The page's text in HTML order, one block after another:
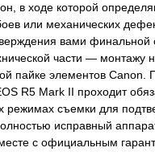
в ходе которой
или механических
вами финальной
части — монтажу
пайке элементов Canon.
R5 Mark II проходит
режимах съемки для
исправный
с официальным